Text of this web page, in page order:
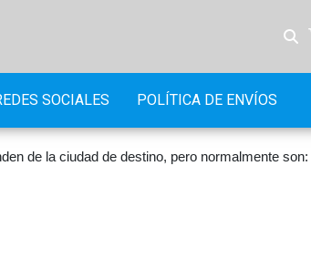
SOCIALES POLÍTICA DE ENVÍOS
de la ciudad de destino, pero normalmente son: